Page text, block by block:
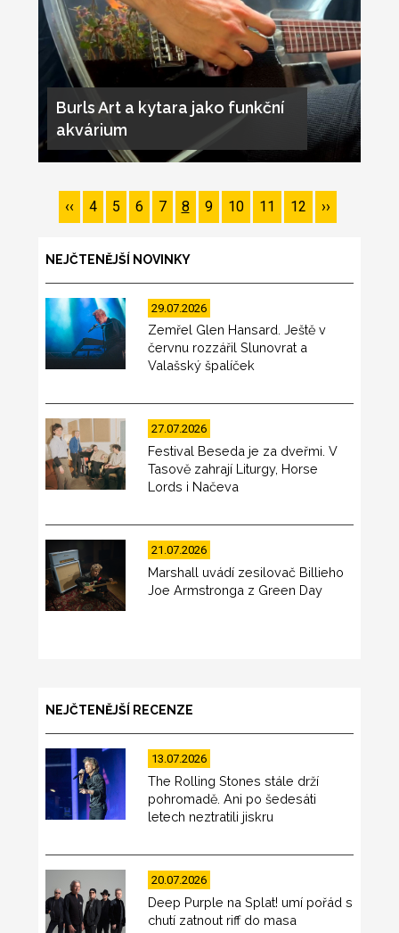
Burls Art a kytara jako funkční
akvárium
Pagination
Předchozí
stránka
‹‹ Page
4 Page
5 Page
6 Page
7 Page
8 Page
9 Page
10 Page
11 Page
12
Následující
stránka
››
NEJČTENĚJŠÍ NOVINKY
29.07.2026
Zemřel Glen Hansard. Ještě v
červnu rozzářil Slunovrat a
Valašský špalíček
27.07.2026
Festival Beseda je za dveřmi. V
Tasově zahrají Liturgy, Horse
Lords i Načeva
21.07.2026
Marshall uvádí zesilovač Billieho
Joe Armstronga z Green Day
NEJČTENĚJŠÍ RECENZE
13.07.2026
The Rolling Stones stále drží
pohromadě. Ani po šedesáti
letech neztratili jiskru
20.07.2026
Deep Purple na Splat! umí pořád s
chutí zatnout riff do masa